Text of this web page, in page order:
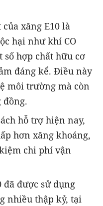
xăng E10 là
hại như khí CO
số hợp chất hữu cơ
đáng kể. Điều này
môi trường mà còn
đồng.
hỗ trợ hiện nay,
hơn xăng khoáng,
chi phí vận
đã được sử dụng
nhiều thập kỷ, tại